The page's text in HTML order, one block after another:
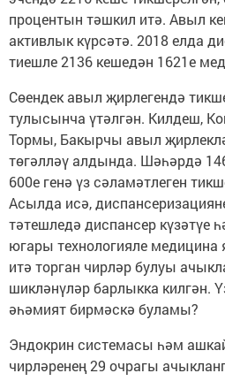
процентын тәшкил итә. Авыл
активлык күрсәтә. 2018 елда
тиешле 2136 кешедән 1621е
Сөендек авыл җирлегендә
тулысынча үтәлгән. Килдеш,
Тормы, Бакырчы авыл
төгәлләү алдында. Шәһәрдә
600е генә үз сәламәтлеген
Асылда исә,
тәтеш­ледә диспансер күзәтүе
югары технологияле медицина
итә торган чирләр булуы
шикләнүләр барлыкка килгән.
әһәмият бирмәскә буламы?
Эндокрин системасы һәм
чирләренең 29 очрагы